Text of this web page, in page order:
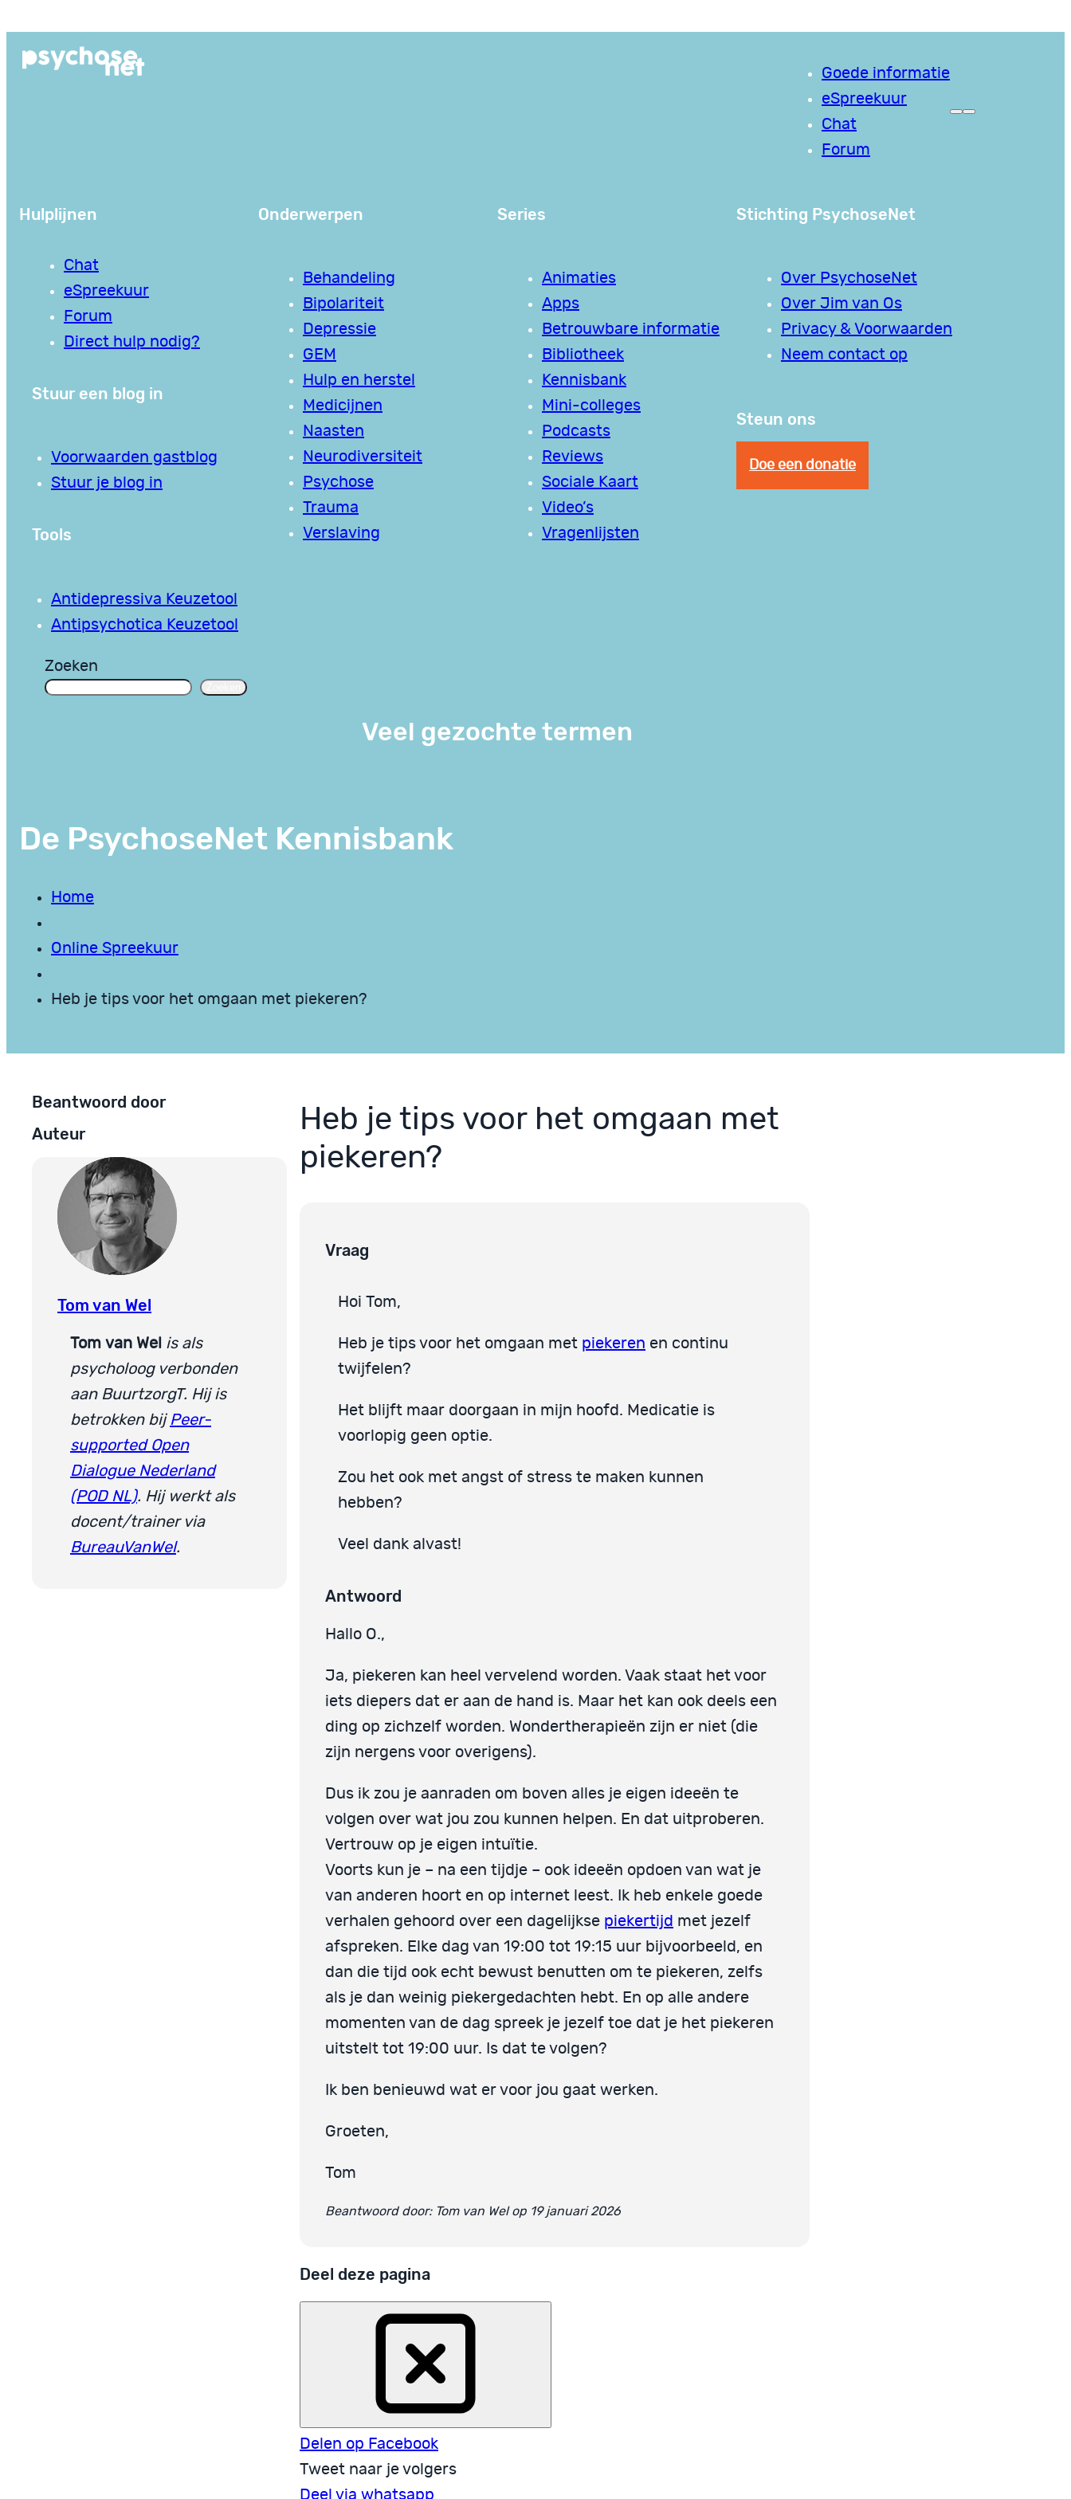
de
Goede informatie
eSpreekuur
Chat
Forum
Hulplijnen
Chat
eSpreekuur
Forum
Direct hulp nodig?
Stuur een blog in
Voorwaarden gastblog
Stuur je blog in
Tools
Antidepressiva Keuzetool
Antipsychotica Keuzetool
Onderwerpen
Behandeling
Bipolariteit
Depressie
GEM
Hulp en herstel
Medicijnen
Naasten
Neurodiversiteit
Psychose
Trauma
Verslaving
Series
Animaties
Apps
Betrouwbare informatie
Bibliotheek
Kennisbank
Mini-colleges
Podcasts
Reviews
Sociale Kaart
Video’s
Vragenlijsten
Stichting PsychoseNet
Over PsychoseNet
Over Jim van Os
Privacy & Voorwaarden
Neem contact op
Steun ons
Doe een donatie
Zoeken
Veel gezochte termen
De PsychoseNet Kennisbank
Home
Online Spreekuur
Heb je tips voor het omgaan met piekeren?
Beantwoord door
Auteur
Tom van Wel
Tom van Wel is als
psycholoog verbonden
aan BuurtzorgT. Hij is
betrokken bij Peer-
supported Open
Dialogue Nederland
(POD NL). Hij werkt als
docent/trainer via
BureauVanWel.
Heb je tips voor het omgaan met
piekeren?
Vraag
Hoi Tom,
Heb je tips voor het omgaan met piekeren en continu
twijfelen?
Het blijft maar doorgaan in mijn hoofd. Medicatie is
voorlopig geen optie.
Zou het ook met angst of stress te maken kunnen
hebben?
Veel dank alvast!
Antwoord
Hallo O.,
Ja, piekeren kan heel vervelend worden. Vaak staat het voor
iets diepers dat er aan de hand is. Maar het kan ook deels een
ding op zichzelf worden. Wondertherapieën zijn er niet (die
zijn nergens voor overigens).
Dus ik zou je aanraden om boven alles je eigen ideeën te
volgen over wat jou zou kunnen helpen. En dat uitproberen.
Vertrouw op je eigen intuïtie.
Voorts kun je – na een tijdje – ook ideeën opdoen van wat je
van anderen hoort en op internet leest. Ik heb enkele goede
verhalen gehoord over een dagelijkse piekertijd met jezelf
afspreken. Elke dag van 19:00 tot 19:15 uur bijvoorbeeld, en
dan die tijd ook echt bewust benutten om te piekeren, zelfs
als je dan weinig piekergedachten hebt. En op alle andere
momenten van de dag spreek je jezelf toe dat je het piekeren
uitstelt tot 19:00 uur. Is dat te volgen?
Ik ben benieuwd wat er voor jou gaat werken.
Groeten,
Tom
Beantwoord door: Tom van Wel op 19 januari 2026
Deel deze pagina
Delen op Facebook
Tweet naar je volgers
Deel via whatsapp